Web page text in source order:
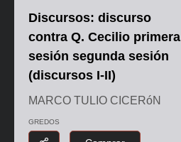
Discursos: discurso
contra Q. Cecilio primera
sesión segunda sesión
(discursos I-II)
MARCO TULIO CICERóN
GREDOS